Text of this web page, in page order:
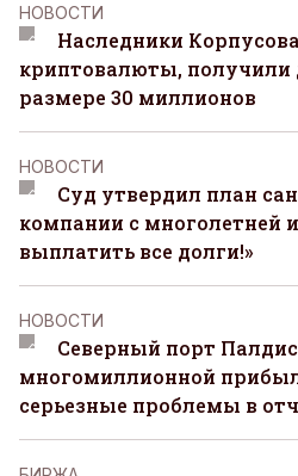
НОВОСТИ
Наследники
криптовалюты, получили
размере 30 миллионов
НОВОСТИ
Суд утвердил план
компании с многолетней
выплатить все долги!»
НОВОСТИ
Северный порт
многомиллионной
серьезные проблемы в